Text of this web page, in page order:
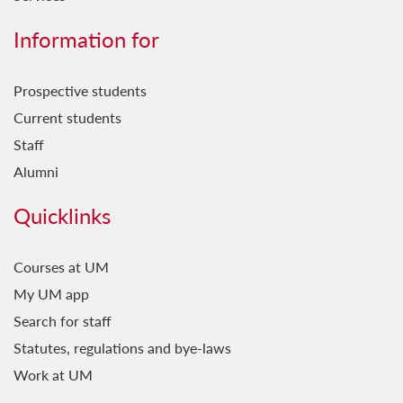
Intermezz Sajfi
In-Nisġa tal-Ħsieb
Klassiċi Klassiċi
Kompożituri Anqas Magħrufa
Fejn Sifirt
Kulturi
L-Aħħar Titjira tal-Ajkla
L-Ewropa u l-Imperu
L-Ewwel Mediterran
Information for
Prospective students
Current students
Staff
Alumni
Quicklinks
Courses at UM
My UM app
Search for staff
Statutes, regulations and bye-laws
Work at UM